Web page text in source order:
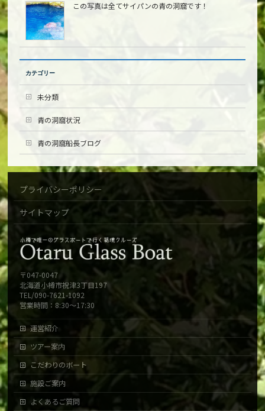
この写真は全てサイパンの青の洞窟です！
カテゴリー
未分類
青の洞窟状況
青の洞窟船長ブログ
プライバシーポリシー
サイトマップ
〒047-0047
北海道小樽市祝津3丁目197
TEL/090-7621-1092
営業時間：8:30～17:30
運営紹介
ツアー案内
こだわりのボート
施設ご案内
よくあるご質問